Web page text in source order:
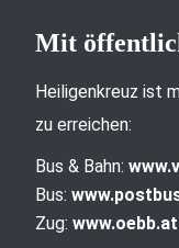
Mit
Heiligenkreuz ist
zu erreichen:
Bus & Bahn:
Bus:
Zug: www.oebb.at